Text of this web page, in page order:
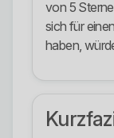
von 5
sich für
haben,